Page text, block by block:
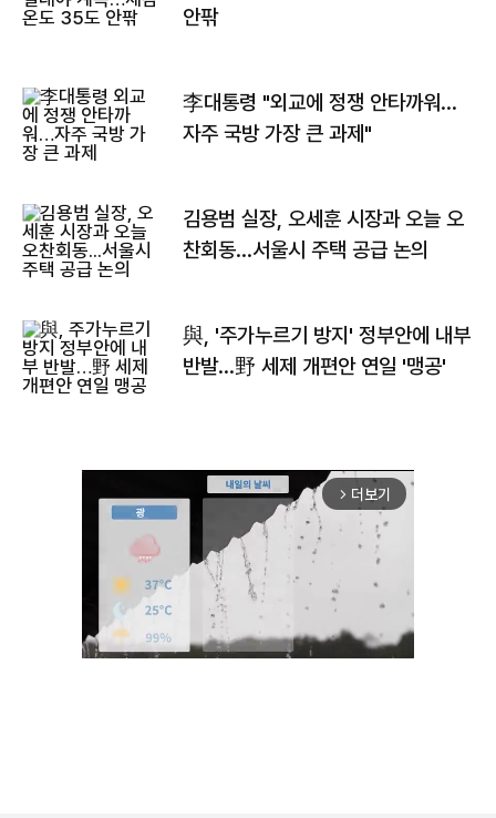
안팎
李대통령 "외교에 정쟁 안타까워…
자주 국방 가장 큰 과제"
김용범 실장, 오세훈 시장과 오늘 오
찬회동...서울시 주택 공급 논의
與, '주가누르기 방지' 정부안에 내부
반발…野 세제 개편안 연일 '맹공'
arrow_forward_ios 더보기